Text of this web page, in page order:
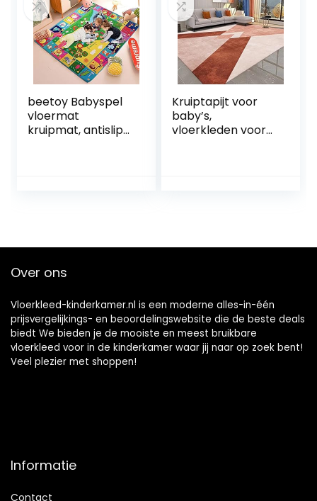
beetoy Babyspel
vloermat
kruipmat, antislip
baby 150 x 110 cm
Kruiptapijt voor
baby’s,
vloerkleden voor
Over ons
Vloerkleed-kinderkamer.nl is een moderne alles-in-één
prijsvergelijkings- en beoordelingswebsite die de beste deals
biedt We bieden je de mooiste en meest bruikbare
vloerkleed voor in de kinderkamer waar jij naar op zoek bent!
Veel plezier met shoppen!
Informatie
Contact